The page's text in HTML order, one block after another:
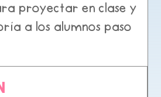
proyectar en clase y
a los alumnos paso